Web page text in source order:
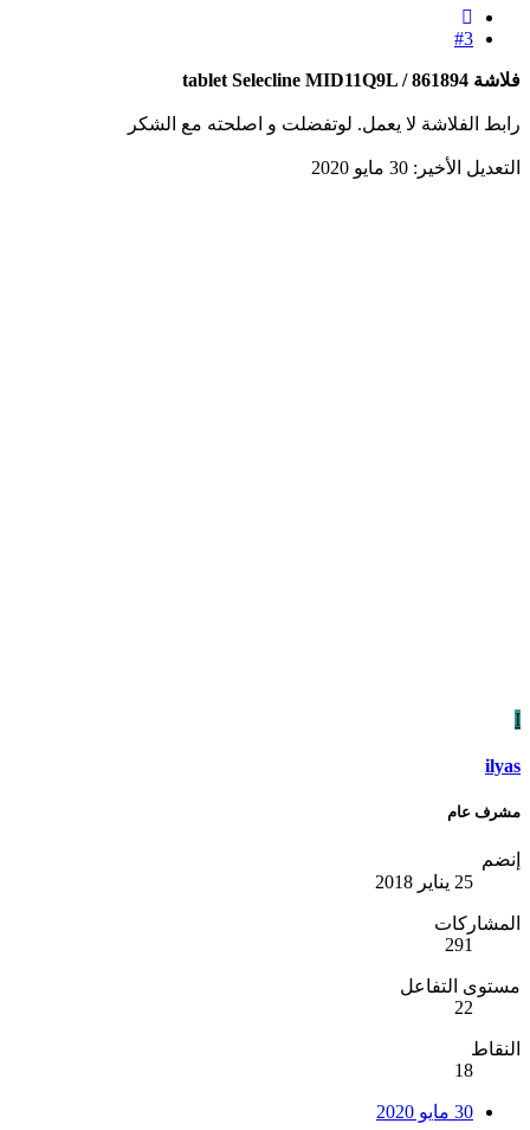
#3
فلاشة tablet Selecline MID11Q9L / 861894
رابط الفلاشة لا يعمل. لوتفضلت و اصلحته مع الشكر
التعديل الأخير: 30 مايو 2020
I
ilyas
مشرف عام
إنضم
25 يناير 2018
المشاركات
291
مستوى التفاعل
22
النقاط
18
30 مايو 2020